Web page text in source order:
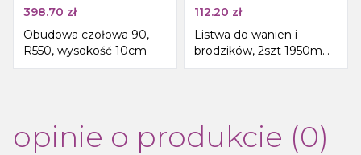
398.70 zł
Obudowa czołowa 90,
R550, wysokość 10cm
112.20 zł
Listwa do wanien i
brodzików, 2szt 1950mm,
2szt łącznik narożny, 2szt
opinie o produkcie (0)